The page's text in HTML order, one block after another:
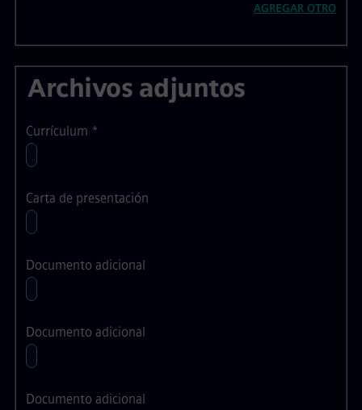
AGREGAR OTRO
Archivos adjuntos
Currículum *
Carta de presentación
Documento adicional
Documento adicional
Documento adicional